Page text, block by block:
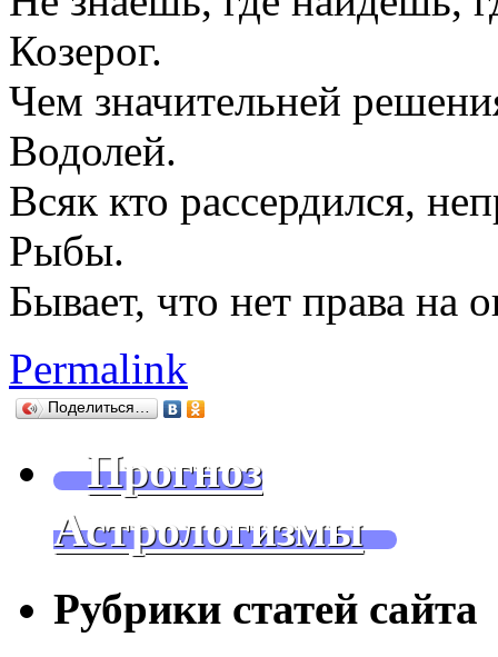
Козерог.
Чем значительней
Водолей.
Всяк кто рассердился,
Рыбы.
Бывает, что нет права на
Permalink
Поделиться…
Прогноз
Астрологизмы
Рубрики статей сайта